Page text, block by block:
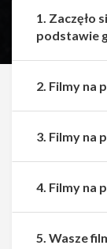
1. Zaczęło
podstawie
2. Filmy na
3. Filmy na
4. Filmy na
5. Wasze